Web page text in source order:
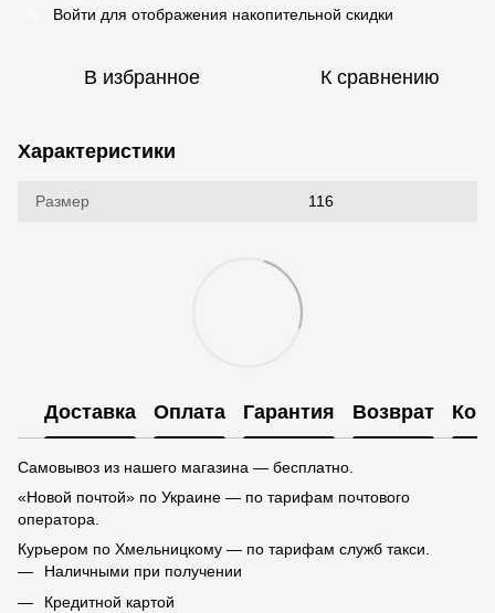
Войти для отображения накопительной скидки
В избранное К сравнению
Характеристики
Размер 116
Доставка Оплата Гарантия Возврат
Самовывоз из нашего магазина — бесплатно.
«Новой почтой» по Украине — по тарифам почтового
оператора.
Курьером по Хмельницкому — по тарифам служб такси.
Наличными при получении
Кредитной картой